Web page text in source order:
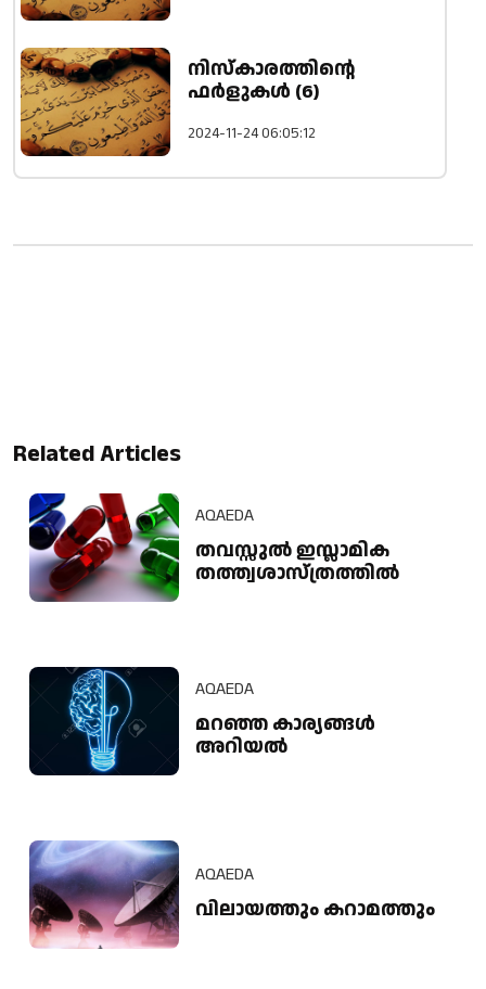
നിസ്കാരത്തിൻ്റെ
ഫർളുകൾ (6)
2024-11-24 06:05:12
Related Articles
AQAEDA
തവസ്സുൽ ഇസ്ലാമിക
തത്ത്വശാസ്ത്രത്തിൽ
AQAEDA
മറഞ്ഞ കാര്യങ്ങൾ
അറിയൽ
AQAEDA
വിലായത്തും കറാമത്തും